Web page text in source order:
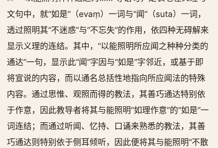
文句中，就“如是”（evaṃ）一词与“闻”（suta）一词，
透过照明其“不迷惑”与“不忘失”的作用，依四种无碍解来
显示义理的连结。其中，“以能照明所应闻之种种分类的
通达”一句，显示此“闻”字因与“如是”字邻近，或基于即
将宣说的内容，而以通名总括性地指向所应闻法的特殊
内容。通过思惟、观照而得的教法，其善巧通达特别依
于作意，因此教导者将其与能照明“如理作意”的“如是”一
词连结；而通过听闻、忆持、口诵来熟悉的教法，其善
巧通达则特别依于侧耳倾听，因此便将其与能照明“不散